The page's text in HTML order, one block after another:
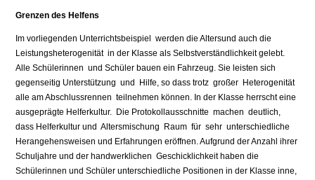
Grenzen des Helfens
Im vorliegenden Unterrichtsbeispiel werden die Altersund auch die
Leistungsheterogenität in der Klasse als Selbstverständlichkeit gelebt.
Alle Schülerinnen und Schüler bauen ein Fahrzeug. Sie leisten sich
gegenseitig Unterstützung und Hilfe, so dass trotz großer Heterogenität
alle am Abschlussrennen teilnehmen können. In der Klasse herrscht eine
ausgeprägte Helferkultur. Die Protokollausschnitte machen deutlich,
dass Helferkultur und Altersmischung Raum für sehr unterschiedliche
Herangehensweisen und Erfahrungen eröffnen. Aufgrund der Anzahl ihrer
Schuljahre und der handwerklichen Geschicklichkeit haben die
Schülerinnen und Schüler unterschiedliche Positionen in der Klasse inne,